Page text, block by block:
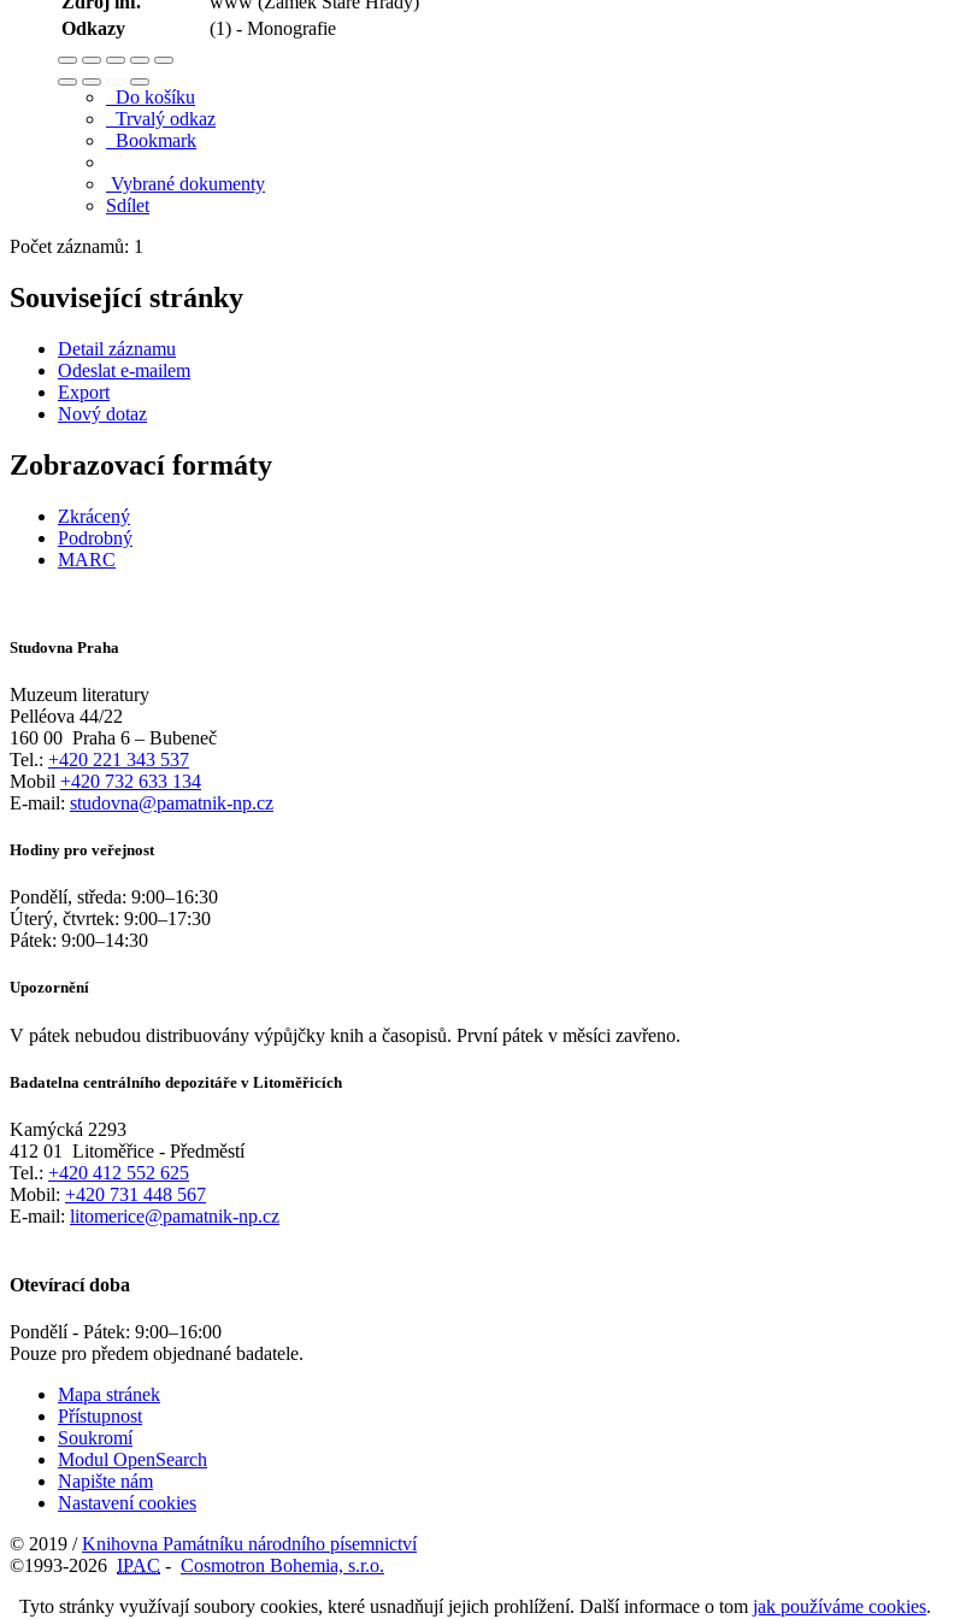
Odkazy
(1) - Monografie
Do košíku
Trvalý odkaz
Bookmark
Vybrané dokumenty
Sdílet
Počet záznamů: 1
Související stránky
Detail záznamu
Odeslat e-mailem
Export
Nový dotaz
Zobrazovací formáty
Zkrácený
Podrobný
MARC
Studovna Praha
Muzeum literatury
Pelléova 44/22
160 00 Praha 6 – Bubeneč
Tel.: +420 221 343 537
Mobil +420 732 633 134
E-mail: studovna@pamatnik-np.cz
Hodiny pro veřejnost
Pondělí, středa: 9:00–16:30
Úterý, čtvrtek: 9:00–17:30
Pátek: 9:00–14:30
Upozornění
V pátek nebudou distribuovány výpůjčky knih a časopisů. První pátek v měsíci zavřeno.
Badatelna centrálního depozitáře v Litoměřicích
Kamýcká 2293
412 01
Litoměřice - Předměstí
Tel.: +420 412 552 625
Mobil: +420 731 448 567
E-mail: litomerice@pamatnik-np.cz
Otevírací doba
Pondělí - Pátek: 9:00–16:00
Pouze pro předem objednané badatele.
Mapa stránek
Přístupnost
Soukromí
Modul OpenSearch
Napište nám
Nastavení cookies
© 2019 /Knihovna Památníku národního písemnictví
©1993-2026 IPAC - Cosmotron Bohemia, s.r.o.
Tyto stránky využívají soubory cookies, které usnadňují jejich prohlížení. Další informace o tom jak používáme cookies.